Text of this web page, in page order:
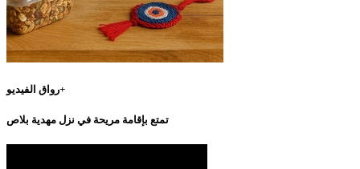
رواق الفيديو+
تمتع بإقامة مريحة في نزل مهدية بلاص